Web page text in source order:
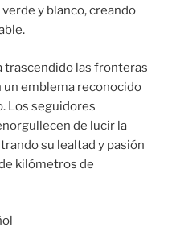
y blanco, creando
trascendido las fronteras
un emblema reconocido
Los seguidores
de lucir la
su lealtad y pasión
kilómetros de